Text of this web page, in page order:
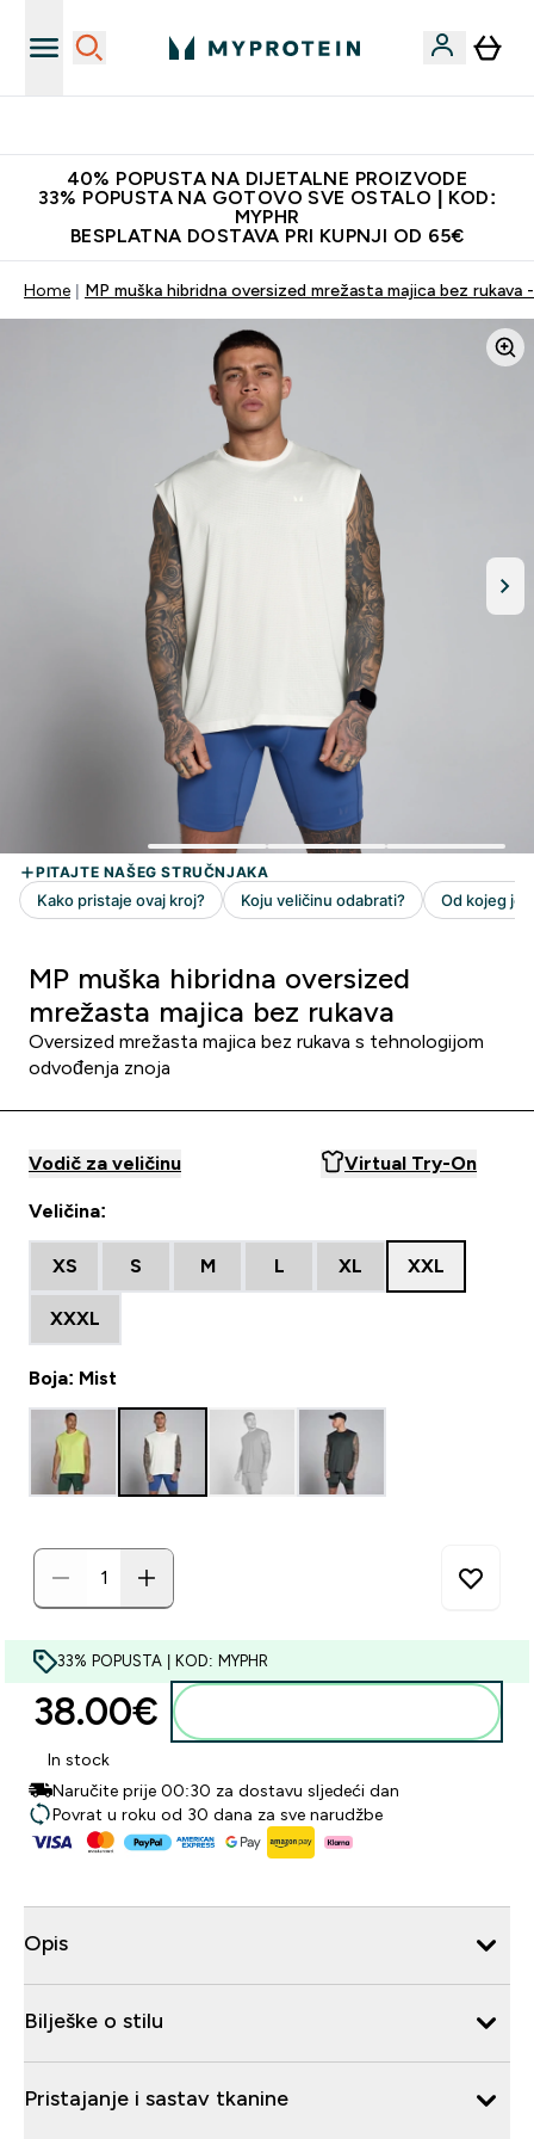
40% POPUSTA NA DIJETALNE PROIZVODE
33% POPUSTA NA GOTOVO SVE OSTALO | KOD:
MYPHR
BESPLATNA DOSTAVA PRI KUPNJI OD 65€
Home MP muška hibridna oversized mrežasta majica bez rukava
MP muška hibridna oversized
mrežasta majica bez rukava
Oversized mrežasta majica bez rukava s tehnologijom
odvođenja znoja
Vodič za veličinu Virtual Try-On
Veličina:
XS S M L XL XXL
XXXL
Boja: Mist
33% POPUSTA | KOD: MYPHR
38.00€‎
In stock
Naručite prije 00:30 za dostavu sljedeći dan
Povrat u roku od 30 dana za sve narudžbe
Opis
Bilješke o stilu
Pristajanje i sastav tkanine